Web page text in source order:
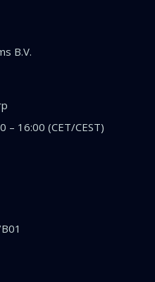
B.V.
– 16:00 (CET/CEST)